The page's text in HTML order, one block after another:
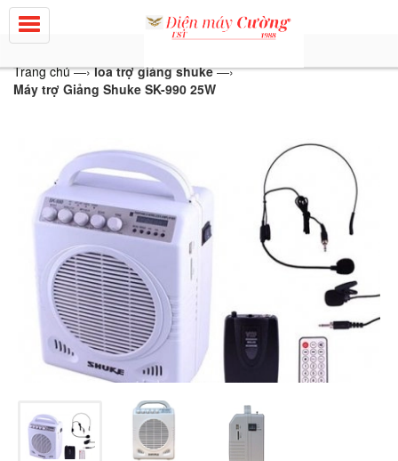
Trang chủ—› loa trợ giảng shuke—›
Máy trợ Giảng Shuke SK-990 25W